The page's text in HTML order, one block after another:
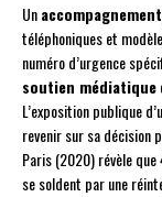
Un
téléphoniques et
numéro d’urgence
soutien médiatique
L’exposition publique
revenir sur sa décision
Paris (2020) révèle
se soldent par une